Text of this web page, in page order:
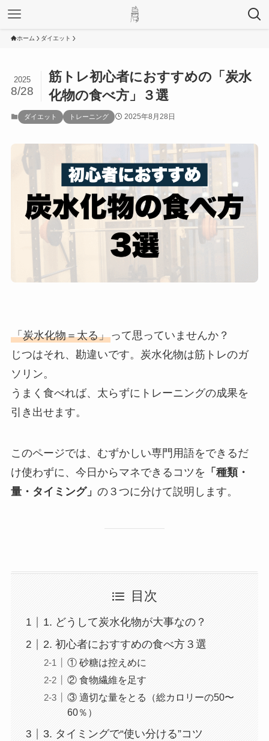
ホーム ダイエット
筋トレ初心者におすすめの「炭水
化物の食べ方」３選
2025
8/28
ダイエット トレーニング 2025年8月28日
「炭水化物＝太る」って思っていませんか？
じつはそれ、勘違いです。炭水化物は筋トレのガ
ソリン。
うまく食べれば、太らずにトレーニングの成果を
引き出せます。
このページでは、むずかしい専門用語をできるだ
け使わずに、今日からマネできるコツを 「種類・
量・タイミング」 の３つに分けて説明します。
目次
1. どうして炭水化物が大事なの？
2. 初心者におすすめの食べ方３選
① 砂糖は控えめに
② 食物繊維を足す
③ 適切な量をとる（総カロリーの50〜
60％）
3. タイミングで“使い分ける”コツ